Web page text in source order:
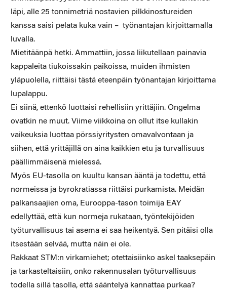
läpi, alle 25 tonnimetriä nostavien pilkkinostureiden
kanssa saisi pelata kuka vain – työnantajan kirjoittamalla
luvalla.
Mietitäänpä hetki. Ammattiin, jossa liikutellaan painavia
kappaleita tiukoissakin paikoissa, muiden ihmisten
yläpuolella, riittäisi tästä eteenpäin työnantajan kirjoittama
lupalappu.
Ei siinä, ettenkö luottaisi rehellisiin yrittäjiin. Ongelma
ovatkin ne muut. Viime viikkoina on ollut itse kullakin
vaikeuksia luottaa pörssiyritysten omavalvontaan ja
siihen, että yrittäjillä on aina kaikkien etu ja turvallisuus
päällimmäisenä mielessä.
Myös EU-tasolla on kuultu kansan ääntä ja todettu, että
normeissa ja byrokratiassa riittäisi purkamista. Meidän
palkansaajien oma, Eurooppa-tason toimija EAY
edellyttää, että kun normeja rukataan, työntekijöiden
työturvallisuus tai asema ei saa heikentyä. Sen pitäisi olla
itsestään selvää, mutta näin ei ole.
Rakkaat STM:n virkamiehet; otettaisiinko askel taaksepäin
ja tarkasteltaisiin, onko rakennusalan työturvallisuus
todella sillä tasolla, että sääntelyä kannattaa purkaa?